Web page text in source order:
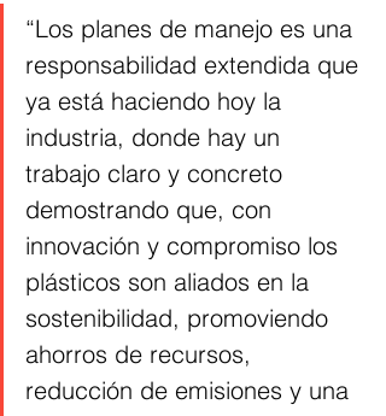
“Los planes de manejo es una
responsabilidad extendida que
ya está haciendo hoy la
industria, donde hay un
trabajo claro y concreto
demostrando que, con
innovación y compromiso los
plásticos son aliados en la
sostenibilidad, promoviendo
ahorros de recursos,
reducción de emisiones y una